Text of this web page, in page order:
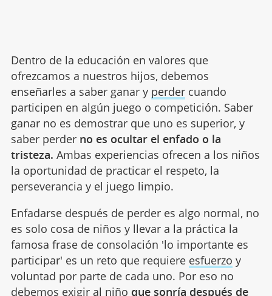
Dentro de la educación en valores que
ofrezcamos a nuestros hijos, debemos
enseñarles a saber ganar y perdercuando
participen en algún juego o competición. Saber
ganar no es demostrar que uno es superior, y
saber perder no es ocultar el enfado o la
tristeza. Ambas experiencias ofrecen a los niños
la oportunidad de practicar el respeto, la
perseverancia y el juego limpio.
Enfadarse después de perder es algo normal, no
es solo cosa de niños y llevar a la práctica la
famosa frase de consolación 'lo importante es
participar' es un reto que requiere esfuerzo y
voluntad por parte de cada uno. Por eso no
debemos exigir al niño que sonría después de